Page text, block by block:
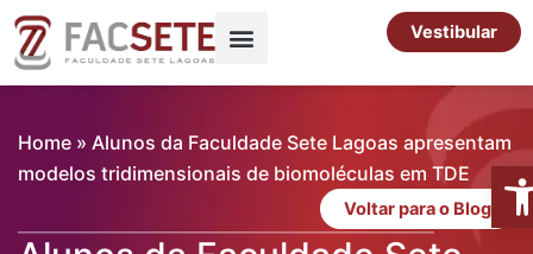
para
Vestibular
Home » Alunos da Faculdade Sete Lagoas apresentam
modelos tridimensionais de biomoléculas em TDE
Voltar para o Blog